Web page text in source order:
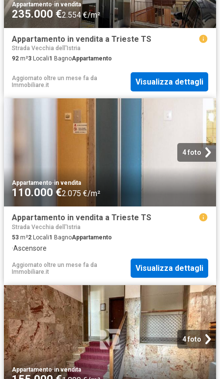
Appartamento·in vendita
235.000 €2.554 €/m²
Appartamento in vendita a Trieste TS
Strada Vecchia dell'Istria
92 m²3 Locali1 BagnoAppartamento
Aggiornato oltre un mese fa da
Immobiliare.it
Visualizza dettagli
4 foto
Appartamento·in vendita
110.000 €2.075 €/m²
Appartamento in vendita a Trieste TS
Strada Vecchia dell'Istria
53 m²2 Locali1 BagnoAppartamento
·Ascensore
Aggiornato oltre un mese fa da
Immobiliare.it
Visualizza dettagli
4 foto
Appartamento·in vendita